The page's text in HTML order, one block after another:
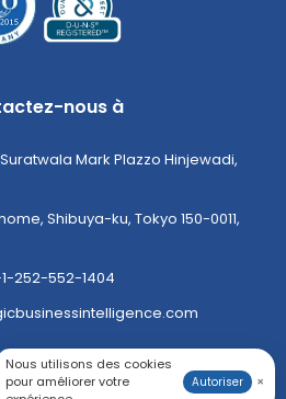
nous à
Mark Plazzo Hinjewadi,
Shibuya-ku, Tokyo 150-0011,
252-552-1404
Intelligence Pvt Ltd. Tous
Nous utilisons des cookies
pour améliorer votre
Autoriser ×